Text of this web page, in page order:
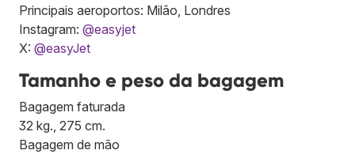
Principais aeroportos: Milão, Londres
Instagram: @easyjet
X: @easyJet
Tamanho e peso da bagagem
Bagagem faturada
32 kg., 275 cm.
Bagagem de mão